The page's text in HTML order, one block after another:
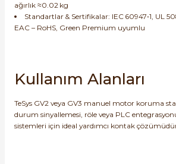
ağırlık ≈0.02 kg
Standartlar & Sertifikalar: IEC 60947‑1, UL
EAC – RoHS, Green Premium uyumlu
Kullanım Alanları
TeSys GV2 veya GV3 manuel motor koruma
durum sinyallemesi, röle veya PLC
sistemleri için ideal yardımcı kontak